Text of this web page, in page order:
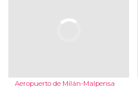
Aeropuerto de Milán-Malpensa